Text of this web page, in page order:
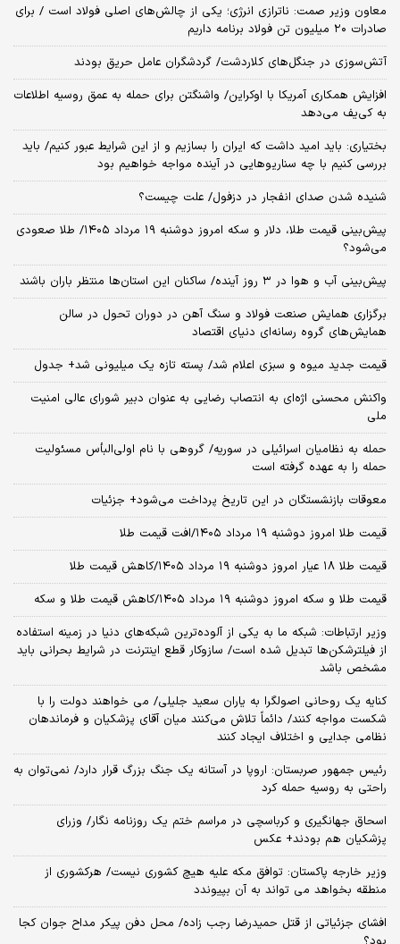
معاون وزیر صمت: ناترازی انرژی؛ یکی از چالش‌های اصلی فولاد است / برای
صادرات ۲۰ میلیون تن فولاد برنامه‌ داریم
آتش‌سوزی در جنگل‌های کلاردشت/ گردشگران عامل حریق بودند
افزایش همکاری آمریکا با اوکراین/ واشنگتن برای حمله به عمق روسیه اطلاعات
به کی‌یف می‌دهد
بختیاری: باید امید داشت که ایران را بسازیم و از این شرایط عبور کنیم/ باید
بررسی کنیم با چه سناریوهایی در آینده مواجه خواهیم بود
شنیده شدن صدای انفجار در دزفول/ علت چیست؟
پیش‌بینی قیمت طلا، دلار و سکه امروز دوشنبه ۱۹ مرداد ۱۴۰۵/ طلا صعودی
می‌شود؟
پیش‌بینی آب و هوا در ۳ روز آینده/ ساکنان این استان‌ها منتظر باران باشند
برگزاری همایش صنعت فولاد و سنگ آهن در دوران تحول در سالن
همایش‌های گروه رسانه‌ای دنیای اقتصاد
قیمت جدید میوه و سبزی اعلام شد/ پسته تازه یک میلیونی شد+ جدول
واکنش محسنی اژه‌ای به انتصاب رضایی به عنوان دبیر شورای عالی امنیت
ملی
حمله به نظامیان اسرائیلی در سوریه/ گروهی با نام اولی‌البأس مسئولیت
حمله را به عهده گرفته است
معوقات بازنشستگان در این تاریخ پرداخت می‌شود+ جزئیات
قیمت طلا امروز دوشنبه ۱۹ مرداد ۱۴۰۵/افت قیمت طلا
قیمت طلا ۱۸ عیار امروز دوشنبه ۱۹ مرداد ۱۴۰۵/کاهش قیمت طلا
قیمت طلا و سکه امروز دوشنبه ۱۹ مرداد ۱۴۰۵/کاهش قیمت طلا و سکه
وزیر ارتباطات: شبکه ما به یکی از آلوده‌ترین شبکه‌های دنیا در زمینه استفاده
از فیلترشکن‌ها تبدیل شده است/ سازوکار قطع اینترنت در شرایط بحرانی باید
مشخص باشد
کنایه یک روحانی اصولگرا به یاران سعید جلیلی/ می خواهند دولت را با
شکست مواجه کنند/ دائماً تلاش می‌کنند میان آقای پزشکیان و فرماندهان
نظامی جدایی و اختلاف ایجاد کنند
رئیس جمهور صربستان: اروپا در آستانه یک جنگ بزرگ قرار دارد/ نمی‌توان به
راحتی به روسیه حمله کرد
اسحاق جهانگیری و کرباسچی در مراسم ختم یک روزنامه نگار/ وزرای
پزشکیان هم بودند+ عکس
وزیر خارجه پاکستان: توافق مکه علیه هیچ کشوری نیست/ هرکشوری از
منطقه بخواهد می تواند به آن بپیوندد
افشای جزئیاتی از قتل حمیدرضا رجب زاده/ محل دفن پیکر مداح جوان کجا